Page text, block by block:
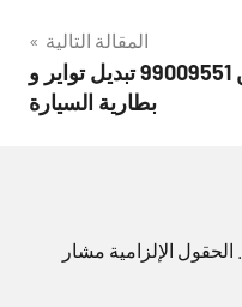
المقالة التالية
كراج بنشر متنقل أسواق القرين 99009551‬ تبديل تواير و
بطارية السيارة
الحقول الإلزامية مشار